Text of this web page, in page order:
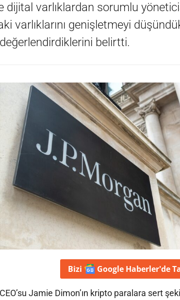
dijital varlıklardan sorumlu
varlıklarını genişletmeyi
belirtti.
Bizi Google Haberler'de
CEO’su Jamie Dimon’ın kripto paralara sert